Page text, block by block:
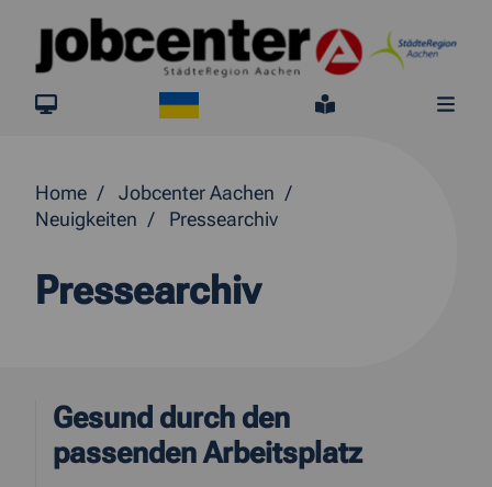
Springe direkt zum Inhalt
jobcenter.digital
Leichte
Home
Jobcenter Aachen
Neuigkeiten
Pressearchiv
Pressearchiv
Gesund durch den
passenden Arbeitsplatz